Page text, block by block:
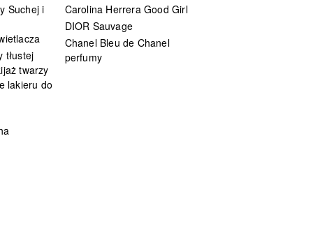
Suchej i
tłustej
twarzy
lakieru do
Carolina Herrera Good Girl
DIOR Sauvage
Chanel Bleu de Chanel
perfumy